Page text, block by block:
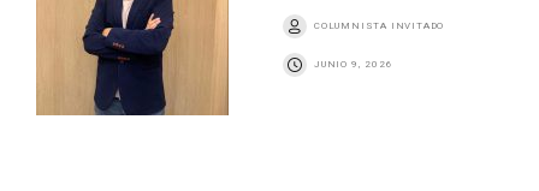
COLUMNISTA INVITADO
JUNIO 9, 2026